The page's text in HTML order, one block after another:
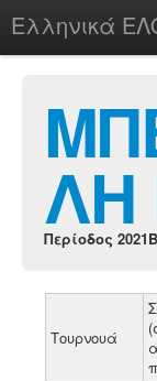
Ελληνικά
chesstu.be @
LoginΛΗ
Περίοδος 2021B
Τουρνουά